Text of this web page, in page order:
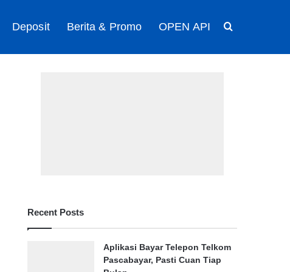
Deposit Berita & Promo OPEN API
Recent Posts
Aplikasi Bayar Telepon Telkom
Pascabayar, Pasti Cuan Tiap